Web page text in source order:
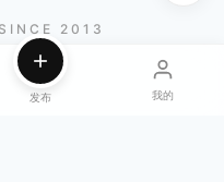
SINCE 2013
发布 我的